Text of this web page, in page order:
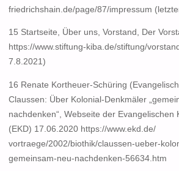
friedrichshain.de/page/87/impressum
15 Startseite, Über uns, Vorstand, Der
https://www.stiftung-kiba.de/stiftung/
7.8.2021)
16 Renate Kortheuer-Schüring
Claussen: Über Kolonial-Denkmäler
nachdenken“, Webseite der Evangelischen
(EKD) 17.06.2020 https://www.ekd.de/
vortraege/2002/biothik/claussen-ueber-
gemeinsam-neu-nachdenken-56634.htm